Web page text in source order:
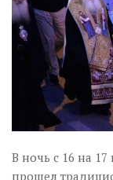
В ночь с 16 на 17
прошел